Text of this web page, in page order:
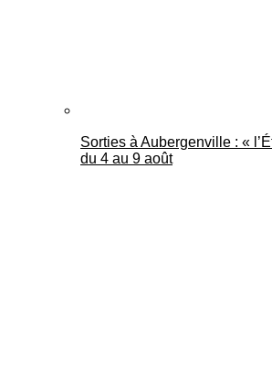
Sorties à Aubergenville : «
du 4 au 9 août